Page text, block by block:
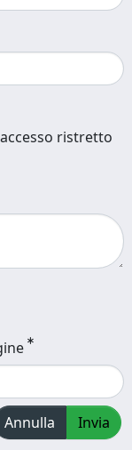
ristretto
Annulla Invia